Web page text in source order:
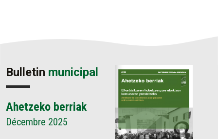
Bulletin municipal
Ahetzeko berriak
Décembre 2025